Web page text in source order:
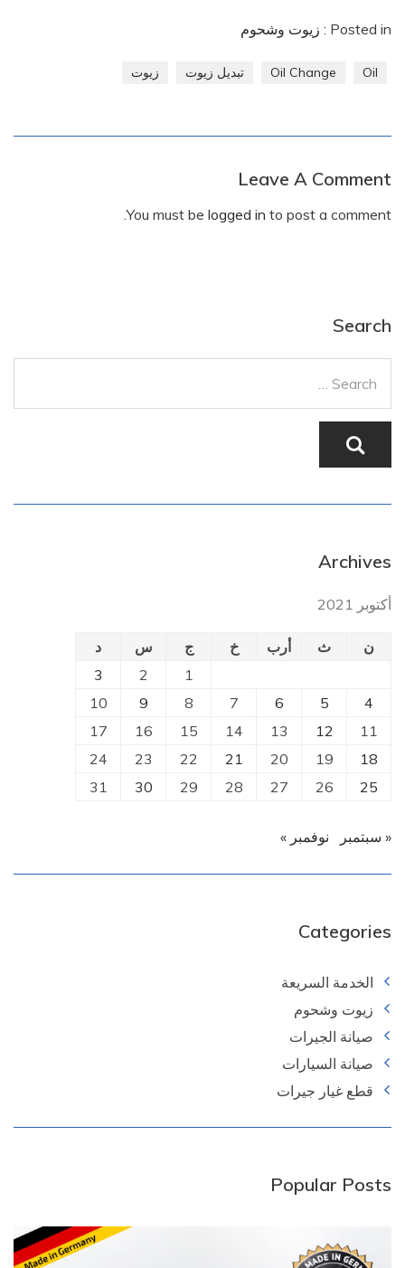
Posted in : زيوت وشحوم
Oil
Oil Change تبديل زيوت زيوت
Leave A Comment
You must be logged in to post a comment.
Search
Archives
أكتوبر 2021
ن ث أرب خ ج س
د
1
2
3
4
5
6
7
8
9
10
11
12
13
14
15
16
17
18
19
20
21
22
23
24
25
26
27
28
29
30
31
« سبتمبر نوفمبر »
Categories
الخدمة السريعة
زيوت وشحوم
صيانة الجيرات
صيانة السيارات
قطع غيار جيرات
Popular Posts